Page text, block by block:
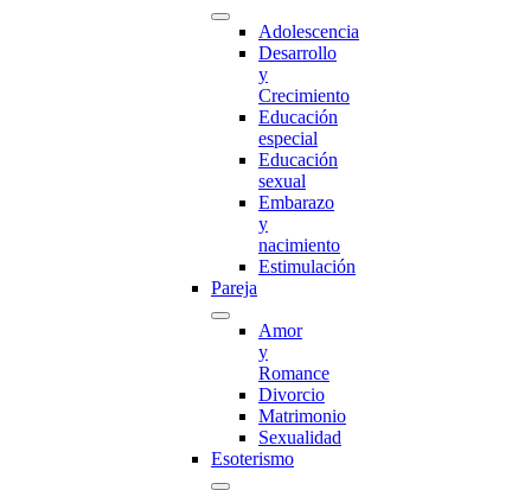
Adolescencia
Desarrollo
y
Crecimiento
Educación
especial
Educación
sexual
Embarazo
y
nacimiento
Estimulación
Pareja
Amor
y
Romance
Divorcio
Matrimonio
Sexualidad
Esoterismo